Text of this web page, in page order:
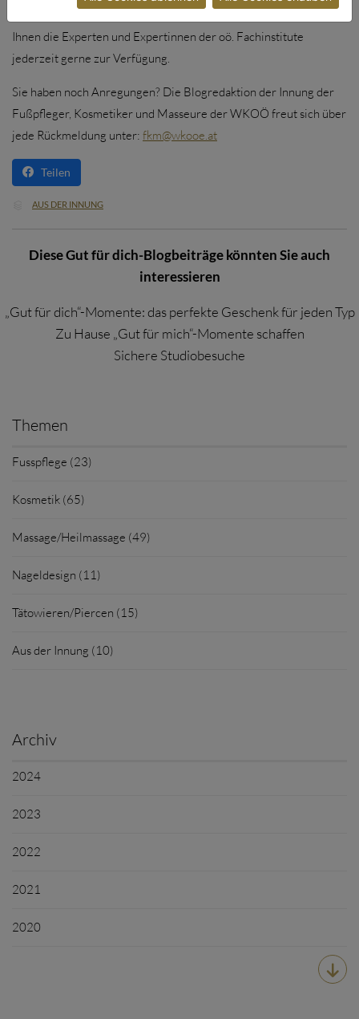
Ihnen die Experten und Expertinnen der oö. Fachinstitute
jederzeit gerne zur Verfügung.
Sie haben noch Anregungen? Die Blogredaktion der Innung der
Fußpfleger, Kosmetiker und Masseure der WKOÖ freut sich über
jede Rückmeldung unter: fkm@wkooe.at
Teilen
AUS DER INNUNG
Diese Gut für dich-Blogbeiträge könnten Sie auch
interessieren
„Gut für dich“-Momente: das perfekte Geschenk für jeden Typ
Zu Hause „Gut für mich“-Momente schaffen
Sichere Studiobesuche
Themen
Fusspflege (23)
Kosmetik (65)
Massage/Heilmassage (49)
Nageldesign (11)
Tätowieren/Piercen (15)
Aus der Innung (10)
Archiv
2024
2023
2022
2021
2020
